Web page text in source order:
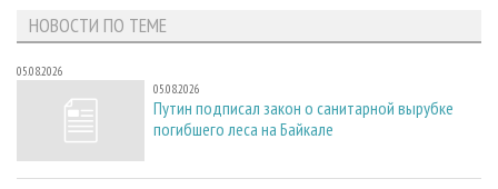
НОВОСТИ ПО ТЕМЕ
05.08.2026
05.08.2026
Путин подписал закон о санитарной вырубке
погибшего леса на Байкале